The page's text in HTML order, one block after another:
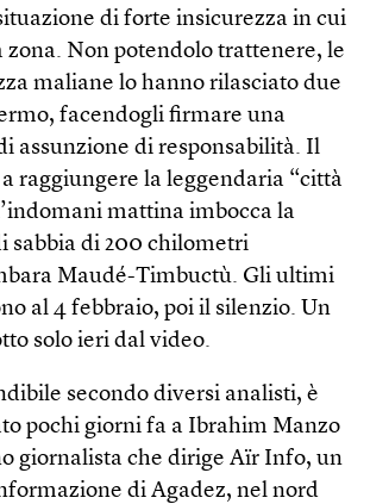
di forte insicurezza in cui
zona. Non potendolo trattenere, le
maliane lo hanno rilasciato due
facendogli firmare una
assunzione di responsabilità. Il
raggiungere la leggendaria “città
mattina imbocca la
sabbia di 200 chilometri
Maudé-Timbuctù. Gli ultimi
al 4 febbraio, poi il silenzio. Un
solo ieri dal video.
secondo diversi analisti, è
pochi giorni fa a Ibrahim Manzo
giornalista che dirige Aïr Info, un
di Agadez, nel nord